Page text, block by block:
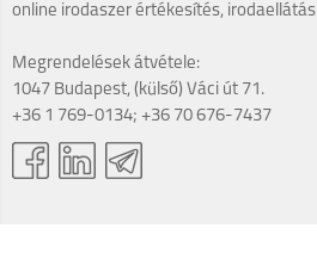
online irodaszer értékesítés, irodaellátás
Megrendelések átvétele:
1047 Budapest, (külső) Váci út 71.
+36 1 769-0134; +36 70 676-7437